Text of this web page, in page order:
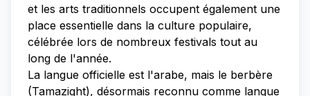
et les arts traditionnels occupent également une
place essentielle dans la culture populaire,
célébrée lors de nombreux festivals tout au
long de l'année.
La langue officielle est l'arabe, mais le berbère
(Tamazight), désormais reconnu comme langue